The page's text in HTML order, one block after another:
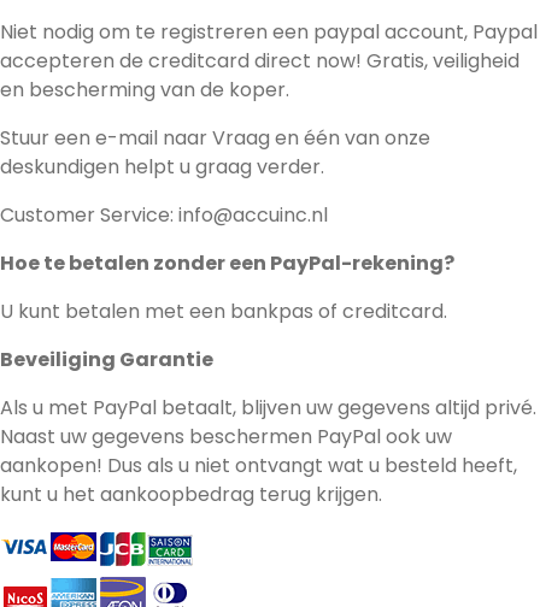
Niet nodig om te registreren een paypal account, Paypal
accepteren de creditcard direct now! Gratis, veiligheid
en bescherming van de koper.
Stuur een e-mail naar Vraag en één van onze
deskundigen helpt u graag verder.
Customer Service: info@accuinc.nl
Hoe te betalen zonder een PayPal-rekening?
U kunt betalen met een bankpas of creditcard.
Beveiliging Garantie
Als u met PayPal betaalt, blijven uw gegevens altijd privé.
Naast uw gegevens beschermen PayPal ook uw
aankopen! Dus als u niet ontvangt wat u besteld heeft,
kunt u het aankoopbedrag terug krijgen.